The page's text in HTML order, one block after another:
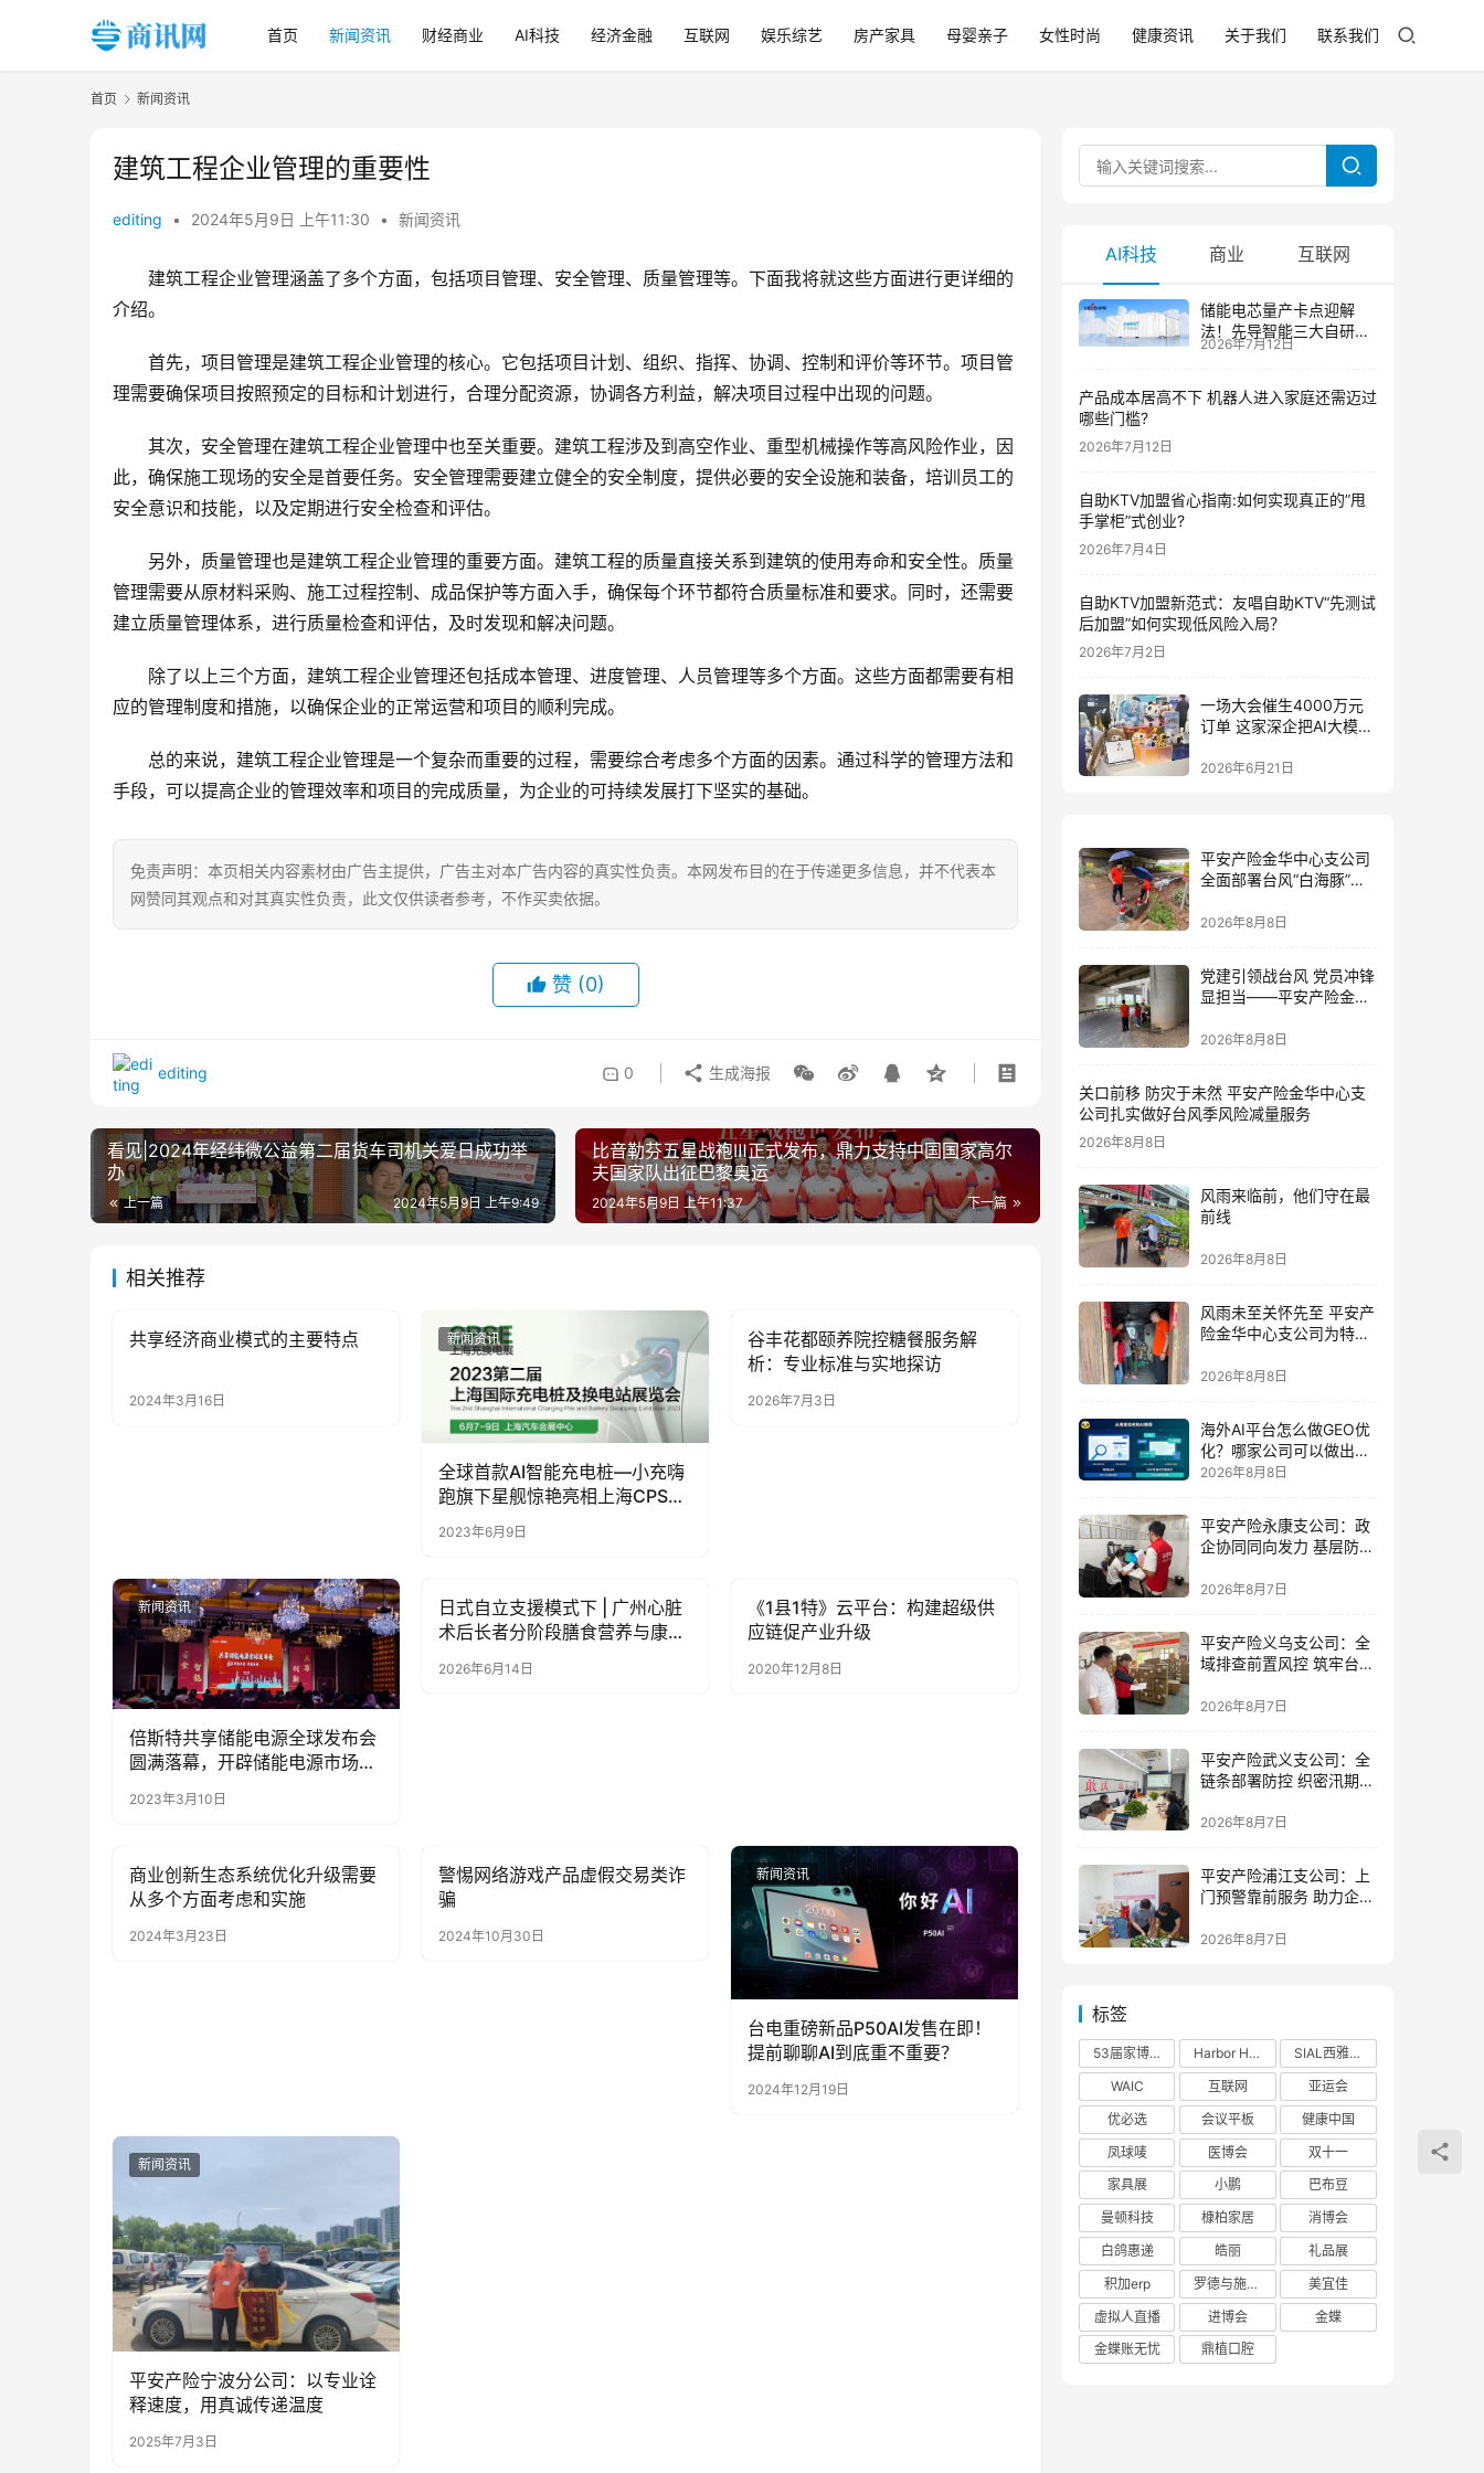
首页 新闻资讯 财经商业 AI科技 经济金融 互联网 娱乐综艺 房产家具 母婴亲子 女性时尚 健康资讯 关于我们 联系我们
首页 新闻资讯
建筑工程企业管理的重要性
editing • 2024年5月9日 上午11:30 • 新闻资讯
建筑工程企业管理涵盖了多个方面，包括项目管理、安全管理、质量管理等。下面我将就这些方面进行更详细的
介绍。
首先，项目管理是建筑工程企业管理的核心。它包括项目计划、组织、指挥、协调、控制和评价等环节。项目管
理需要确保项目按照预定的目标和计划进行，合理分配资源，协调各方利益，解决项目过程中出现的问题。
其次，安全管理在建筑工程企业管理中也至关重要。建筑工程涉及到高空作业、重型机械操作等高风险作业，因
此，确保施工现场的安全是首要任务。安全管理需要建立健全的安全制度，提供必要的安全设施和装备，培训员工的
安全意识和技能，以及定期进行安全检查和评估。
另外，质量管理也是建筑工程企业管理的重要方面。建筑工程的质量直接关系到建筑的使用寿命和安全性。质量
管理需要从原材料采购、施工过程控制、成品保护等方面入手，确保每个环节都符合质量标准和要求。同时，还需要
建立质量管理体系，进行质量检查和评估，及时发现和解决问题。
除了以上三个方面，建筑工程企业管理还包括成本管理、进度管理、人员管理等多个方面。这些方面都需要有相
应的管理制度和措施，以确保企业的正常运营和项目的顺利完成。
总的来说，建筑工程企业管理是一个复杂而重要的过程，需要综合考虑多个方面的因素。通过科学的管理方法和
手段，可以提高企业的管理效率和项目的完成质量，为企业的可持续发展打下坚实的基础。
免责声明：本页相关内容素材由广告主提供，广告主对本广告内容的真实性负责。本网发布目的在于传递更多信息，并不代表本
网赞同其观点和对其真实性负责，此文仅供读者参考，不作买卖依据。
赞 (0)
editing 0 生成海报
看见|2024年经纬微公益第二届货车司机关爱日成功举
办
上一篇 2024年5月9日 上午9:49
比音勒芬五星战袍Ⅲ正式发布，鼎力支持中国国家高尔
夫国家队出征巴黎奥运
下一篇
2024年5月9日 上午11:37
相关推荐
新闻资讯
共享经济商业模式的主要特点
2024年3月16日
新闻资讯
全球首款AI智能充电桩—小充嗨
跑旗下星舰惊艳亮相上海CPSE
2023年6月9日
新闻资讯
谷丰花都颐养院控糖餐服务解
析：专业标准与实地探访
2026年7月3日
新闻资讯
倍斯特共享储能电源全球发布会
圆满落幕，开辟储能电源市场新
2023年3月10日
新闻资讯
日式自立支援模式下 | 广州心脏
术后长者分阶段膳食营养与康复
养护指南
2026年6月14日
新闻资讯
《1县1特》云平台：构建超级供
应链促产业升级
2020年12月8日
新闻资讯
商业创新生态系统优化升级需要
从多个方面考虑和实施
2024年3月23日
新闻资讯
警惕网络游戏产品虚假交易类诈
骗
2024年10月30日
新闻资讯
台电重磅新品P50AI发售在即！
提前聊聊AI到底重不重要？
2024年12月19日
新闻资讯
平安产险宁波分公司：以专业诠
释速度，用真诚传递温度
2025年7月3日
AI科技 商业 互联网
储能电芯量产卡点迎解
法！先导智能三大自研技
术攻克大尺寸制芯难题
2026年7月12日
产品成本居高不下 机器人进入家庭还需迈过
哪些门槛?
2026年7月12日
自助KTV加盟省心指南:如何实现真正的”甩
手掌柜”式创业?
2026年7月4日
自助KTV加盟新范式：友唱自助KTV“先测试
后加盟”如何实现低风险入局？
2026年7月2日
一场大会催生4000万元
订单 这家深企把AI大模型
2026年6月21日
平安产险金华中心支公司
全面部署台风“白海豚”防
2026年8月8日
党建引领战台风 党员冲锋
显担当——平安产险金华
一线
2026年8月8日
关口前移 防灾于未然 平安产险金华中心支
公司扎实做好台风季风险减量服务
2026年8月8日
风雨来临前，他们守在最
前线
2026年8月8日
风雨未至关怀先至 平安产
险金华中心支公司为特殊
2026年8月8日
海外AI平台怎么做GEO优
化？哪家公司可以做出海
AI优化排名获客？
2026年8月8日
平安产险永康支公司：政
企协同同向发力 基层防控
2026年8月7日
平安产险义乌支公司：全
域排查前置风控 筑牢台风
2026年8月7日
平安产险武义支公司：全
链条部署防控 织密汛期安
2026年8月7日
平安产险浦江支公司：上
门预警靠前服务 助力企业
2026年8月7日
标签
53届家博会 Harbor House
SIAL西雅展
WAIC
互联网
亚运会
优必选
会议平板
健康中国
凤球唛
医博会
双十一
家具展
小鹏
巴布豆
曼顿科技
槺柏家居
消博会
白鸽惠递
皓丽
礼品展
积加erp
罗德与施瓦茨
美宜佳
虚拟人直播
进博会
金蝶
金蝶账无忧
鼎植口腔